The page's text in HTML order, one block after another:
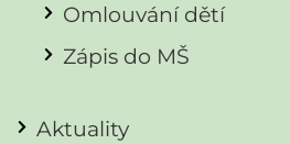
Omlouvání dětí
Zápis do MŠ
Aktuality